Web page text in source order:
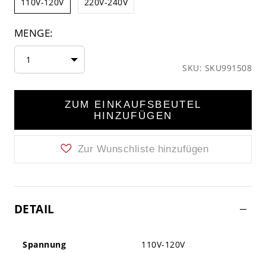
MENGE:
1
SKU: SKU991508
ZUM EINKAUFSBEUTEL
HINZUFÜGEN
Zur Wunschliste hinzufügen
DETAIL
Spannung 110V-120V